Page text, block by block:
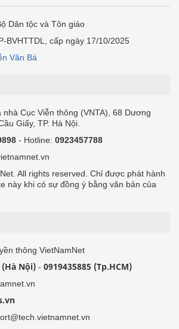
Dân tộc và Tôn giáo
BVHTTDL, cấp ngày 17/10/2025
Văn Bá
Cục Viễn thông (VNTA), 68 Dương
Giấy, TP. Hà Nội.
- Hotline: 0923457788
All rights reserved. Chỉ được phát hành
này khi có sự đồng ý bằng văn bản của
thông VietNamNet
(Hà Nội) - 0919435885 (Tp.HCM)